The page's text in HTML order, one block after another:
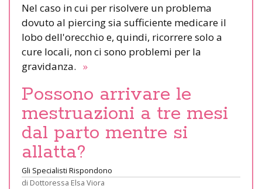
Nel caso in cui per risolvere un problema
dovuto al piercing sia sufficiente medicare il
lobo dell'orecchio e, quindi, ricorrere solo a
cure locali, non ci sono problemi per la
gravidanza. »
Possono arrivare le
mestruazioni a tre mesi
dal parto mentre si
allatta?
Gli Specialisti Rispondono
di Dottoressa Elsa Viora